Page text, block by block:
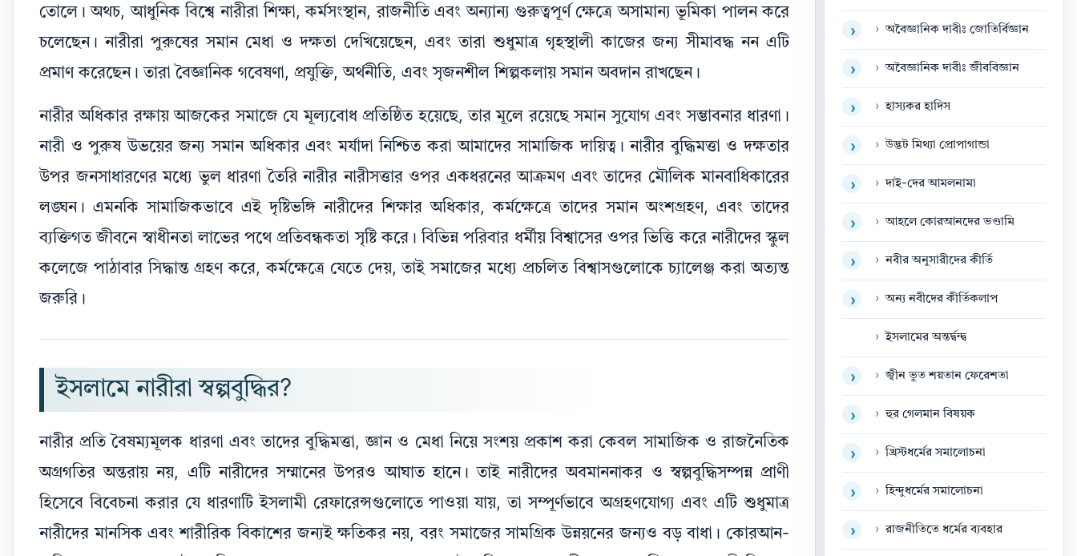
তোলে। অথচ, আধুনিক বিশ্বে নারীরা শিক্ষা, কর্মসংস্থান, রাজনীতি এবং অন্যান্য গুরুত্বপূর্ণ ক্ষেত্রে অসামান্য ভূমিকা পালন করে
চলেছেন। নারীরা পুরুষের সমান মেধা ও দক্ষতা দেখিয়েছেন, এবং তারা শুধুমাত্র গৃহস্থালী কাজের জন্য সীমাবদ্ধ নন এটি
প্রমাণ করেছেন। তারা বৈজ্ঞানিক গবেষণা, প্রযুক্তি, অর্থনীতি, এবং সৃজনশীল শিল্পকলায় সমান অবদান রাখছেন।
নারীর অধিকার রক্ষায় আজকের সমাজে যে মূল্যবোধ প্রতিষ্ঠিত হয়েছে, তার মূলে রয়েছে সমান সুযোগ এবং সম্ভাবনার ধারণা।
নারী ও পুরুষ উভয়ের জন্য সমান অধিকার এবং মর্যাদা নিশ্চিত করা আমাদের সামাজিক দায়িত্ব। নারীর বুদ্ধিমত্তা ও দক্ষতার
উপর জনসাধারণের মধ্যে ভুল ধারণা তৈরি নারীর নারীসত্তার ওপর একধরনের আক্রমণ এবং তাদের মৌলিক মানবাধিকারের
লঙ্ঘন। এমনকি সামাজিকভাবে এই দৃষ্টিভঙ্গি নারীদের শিক্ষার অধিকার, কর্মক্ষেত্রে তাদের সমান অংশগ্রহণ, এবং তাদের
ব্যক্তিগত জীবনে স্বাধীনতা লাভের পথে প্রতিবন্ধকতা সৃষ্টি করে। বিভিন্ন পরিবার ধর্মীয় বিশ্বাসের ওপর ভিত্তি করে নারীদের স্কুল
কলেজে পাঠাবার সিদ্ধান্ত গ্রহণ করে, কর্মক্ষেত্রে যেতে দেয়, তাই সমাজের মধ্যে প্রচলিত বিশ্বাসগুলোকে চ্যালেঞ্জ করা অত্যন্ত
জরুরি।
ইসলামে নারীরা স্বল্পবুদ্ধির?
নারীর প্রতি বৈষম্যমূলক ধারণা এবং তাদের বুদ্ধিমত্তা, জ্ঞান ও মেধা নিয়ে সংশয় প্রকাশ করা কেবল সামাজিক ও রাজনৈতিক
অগ্রগতির অন্তরায় নয়, এটি নারীদের সম্মানের উপরও আঘাত হানে। তাই নারীদের অবমাননাকর ও স্বল্পবুদ্ধিসম্পন্ন প্রাণী
হিসেবে বিবেচনা করার যে ধারণাটি ইসলামী রেফারেন্সগুলোতে পাওয়া যায়, তা সম্পূর্ণভাবে অগ্রহণযোগ্য এবং এটি শুধুমাত্র
নারীদের মানসিক এবং শারীরিক বিকাশের জন্যই ক্ষতিকর নয়, বরং সমাজের সামগ্রিক উন্নয়নের জন্যও বড় বাধা। কোরআন-
› › অবৈজ্ঞানিক দাবীঃ জোতির্বিজ্ঞান
› › অবৈজ্ঞানিক দাবীঃ জীববিজ্ঞান
› › হাস্যকর হাদিস
› › উদ্ভট মিথ্যা প্রোপাগান্ডা
› › দাই-দের আমলনামা
› › আহলে কোরআনদের ভণ্ডামি
› › নবীর অনুসারীদের কীর্তি
› › অন্য নবীদের কীর্তিকলাপ
› ইসলামের অন্তর্দ্বন্দ্ব
› › জ্বীন ভুত শয়তান ফেরেশতা
› › হুর গেলমান বিষয়ক
› › খ্রিস্টধর্মের সমালোচনা
› › হিন্দুধর্মের সমালোচনা
› › রাজনীতিতে ধর্মের ব্যবহার